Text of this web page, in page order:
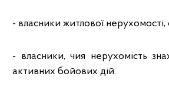
- власники житлової
- власники, чия нерухомість
активних бойових дій.